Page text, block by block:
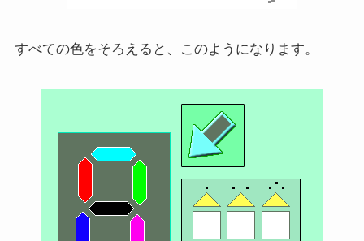
すべての色をそろえると、このようになります。